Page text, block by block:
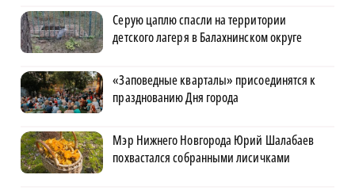
Серую цаплю спасли на территории
детского лагеря в Балахнинском округе
«Заповедные кварталы» присоединятся к
празднованию Дня города
Мэр Нижнего Новгорода Юрий Шалабаев
похвастался собранными лисичками